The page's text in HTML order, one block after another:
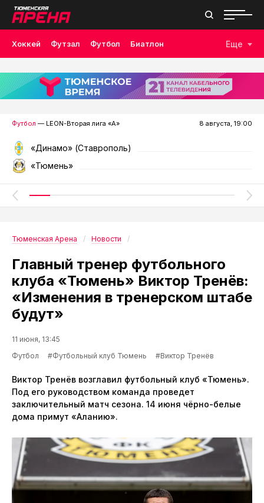
Хоккей Футзал Футбол Биатлон
Лыжные гонки Волейбол Плавание Дзюдо
Скалолазание Велоспорт Бокс
Еще
Футбол — LEON-Вторая лига «А» 8 августа, 19:00
«Динамо» (Ставрополь)
«Тюмень»
Тюменская Арена Новости
Главный тренер футбольного
клуба «Тюмень» Виктор Тренёв:
«Изменения в тренерском штабе
будут»
11 июня, 13:45
Футбол
#Футбольный клуб Тюмень #Виктор Тренёв
Виктор Тренёв возглавил футбольный клуб «Тюмень».
Под его руководством команда проведет
заключительный матч сезона. 14 июня чёрно-белые
дома примут «Аланию».